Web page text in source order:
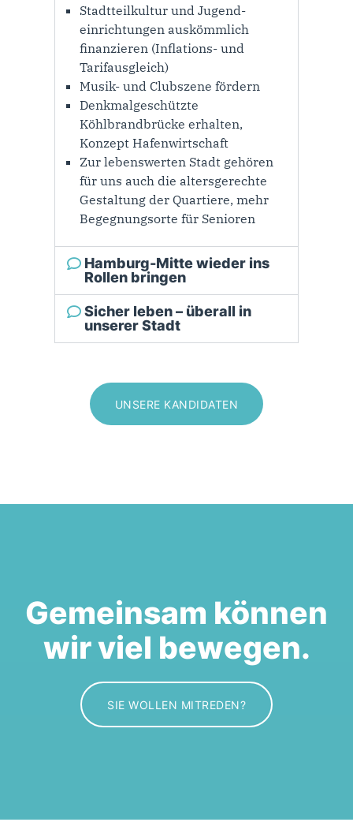
Stadtteilkultur und Jugend­
einrichtungen auskömmlich
finanzieren (Inflations- und
Tarifausgleich)
Musik- und Clubszene fördern
Denkmalgeschützte
Köhlbrandbrücke erhalten,
Konzept Hafen­wirtschaft
Zur lebenswerten Stadt gehören
für uns auch die altersgerechte
Gestaltung der Quartiere, mehr
Begegnungsorte für Senioren
Hamburg-Mitte wieder ins
Rollen bringen
Sicher leben – überall in
unserer Stadt
UNSERE KANDIDATEN
Gemeinsam können
wir viel bewegen.
SIE WOLLEN MITREDEN?